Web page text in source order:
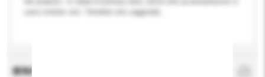
users kitchen unit. Therefore she suggested ...
查询内容